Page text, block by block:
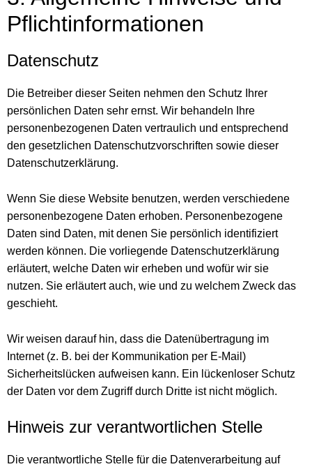
Pflicht­informationen
Datenschutz
Die Betreiber dieser Seiten nehmen den Schutz Ihrer
persönlichen Daten sehr ernst. Wir behandeln Ihre
personenbezogenen Daten vertraulich und entsprechend
den gesetzlichen Datenschutzvorschriften sowie dieser
Datenschutzerklärung.
Wenn Sie diese Website benutzen, werden verschiedene
personenbezogene Daten erhoben. Personenbezogene
Daten sind Daten, mit denen Sie persönlich identifiziert
werden können. Die vorliegende Datenschutzerklärung
erläutert, welche Daten wir erheben und wofür wir sie
nutzen. Sie erläutert auch, wie und zu welchem Zweck das
geschieht.
Wir weisen darauf hin, dass die Datenübertragung im
Internet (z. B. bei der Kommunikation per E-Mail)
Sicherheitslücken aufweisen kann. Ein lückenloser Schutz
der Daten vor dem Zugriff durch Dritte ist nicht möglich.
Hinweis zur verantwortlichen Stelle
Die verantwortliche Stelle für die Datenverarbeitung auf